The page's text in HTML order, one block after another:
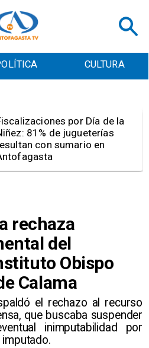
CULTURA
rechaza
del
Obispo
Calama
el rechazo al recurso
que buscaba suspender
inimputabilidad por
frena opción de pena
para Karen Rojo por ahora